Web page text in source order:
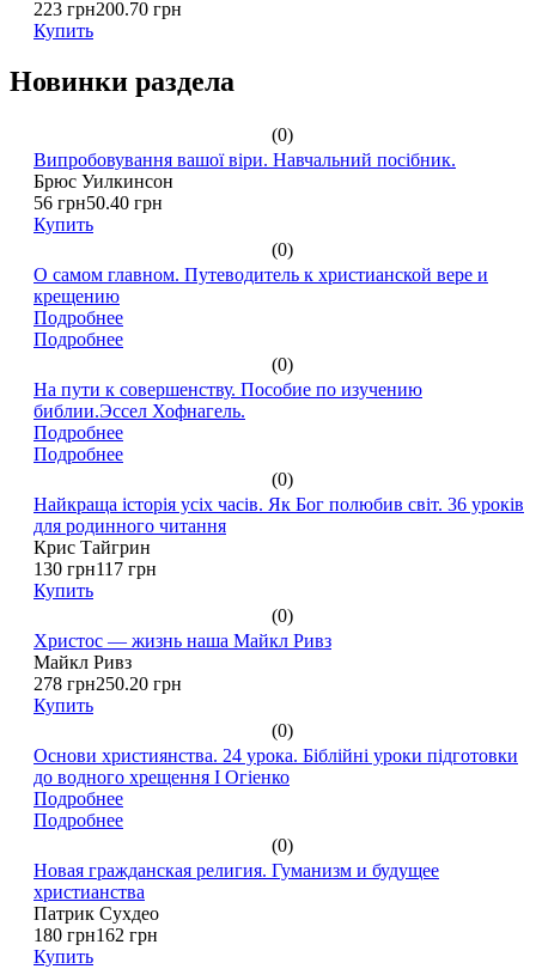
223 грн200.70 грн
Купить
Новинки раздела
(0)
Випробовування вашої віри. Навчальний посібник.
Брюс Уилкинсон
56 грн50.40 грн
Купить
(0)
О самом главном. Путеводитель к христианской вере и
крещению
Подробнее
Подробнее
(0)
На пути к совершенству. Пособие по изучению
библии.Эссел Хофнагель.
Подробнее
Подробнее
(0)
Найкраща історія усіх часів. Як Бог полюбив світ. 36 уроків
для родинного читання
Крис Тайгрин
130 грн117 грн
Купить
(0)
Христос — жизнь наша Майкл Ривз
Майкл Ривз
278 грн250.20 грн
Купить
(0)
Основи християнства. 24 урока. Біблійні уроки підготовки
до водного хрещення І Огіенко
Подробнее
Подробнее
(0)
Новая гражданская религия. Гуманизм и будущее
христианства
Патрик Сухдео
180 грн162 грн
Купить